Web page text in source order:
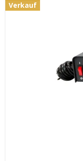
Verkauf